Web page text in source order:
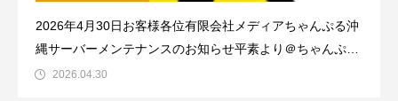
2026年4月30日お客様各位有限会社メディアちゃんぷる沖
縄サーバーメンテナンスのお知らせ平素より＠ちゃんぷる
ネットをご利用いただき、誠にありがとうございます。以
2026.04.30